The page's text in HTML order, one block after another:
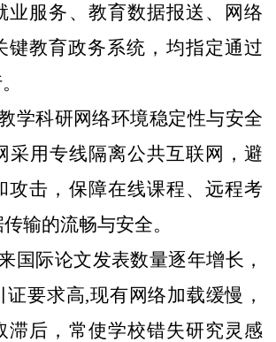
业服务、教育数据报送、网络
键教育政务系统，‌均指定通过
学科研网络环境‌‌稳定性与安全
采用专线隔离公共互联网，避
攻击，保障在线课程、远程考
输的流畅与安全。
国际论文发表数量逐年增长，
证要求高,现有网络加载缓慢，
滞后，常使学校错失研究灵感